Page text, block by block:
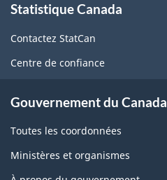
propos
de
ce
Statistique Canada
Contactez StatCan
Centre de confiance
Gouvernement du Canada
Toutes les coordonnées
Ministères et organismes